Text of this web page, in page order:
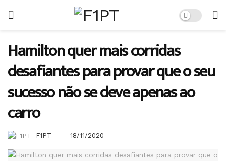
Hamilton quer mais corridas
desafiantes para provar que o seu
sucesso não se deve apenas ao
carro
F1PT 18/11/2020